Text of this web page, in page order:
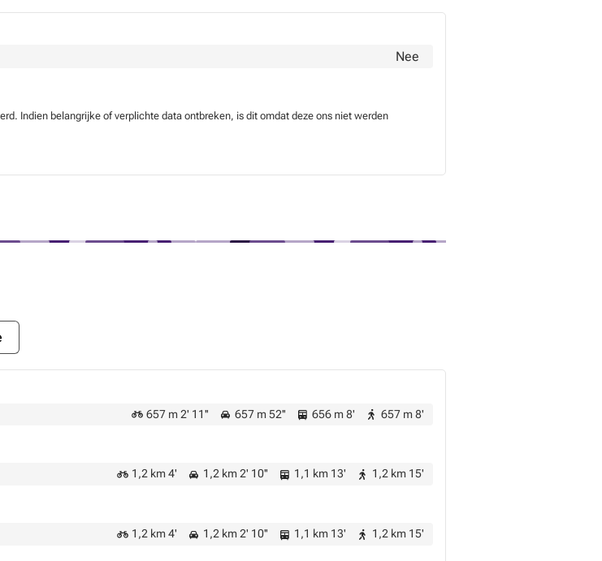
Nee
Indien belangrijke of verplichte data ontbreken, is dit omdat deze ons niet werden
657 m 2' 11'' 657 m 52'' 656 m 8' 657 m 8'
1,2 km 4' 1,2 km 2' 10'' 1,1 km 13' 1,2 km 15'
1,2 km 4' 1,2 km 2' 10'' 1,1 km 13' 1,2 km 15'